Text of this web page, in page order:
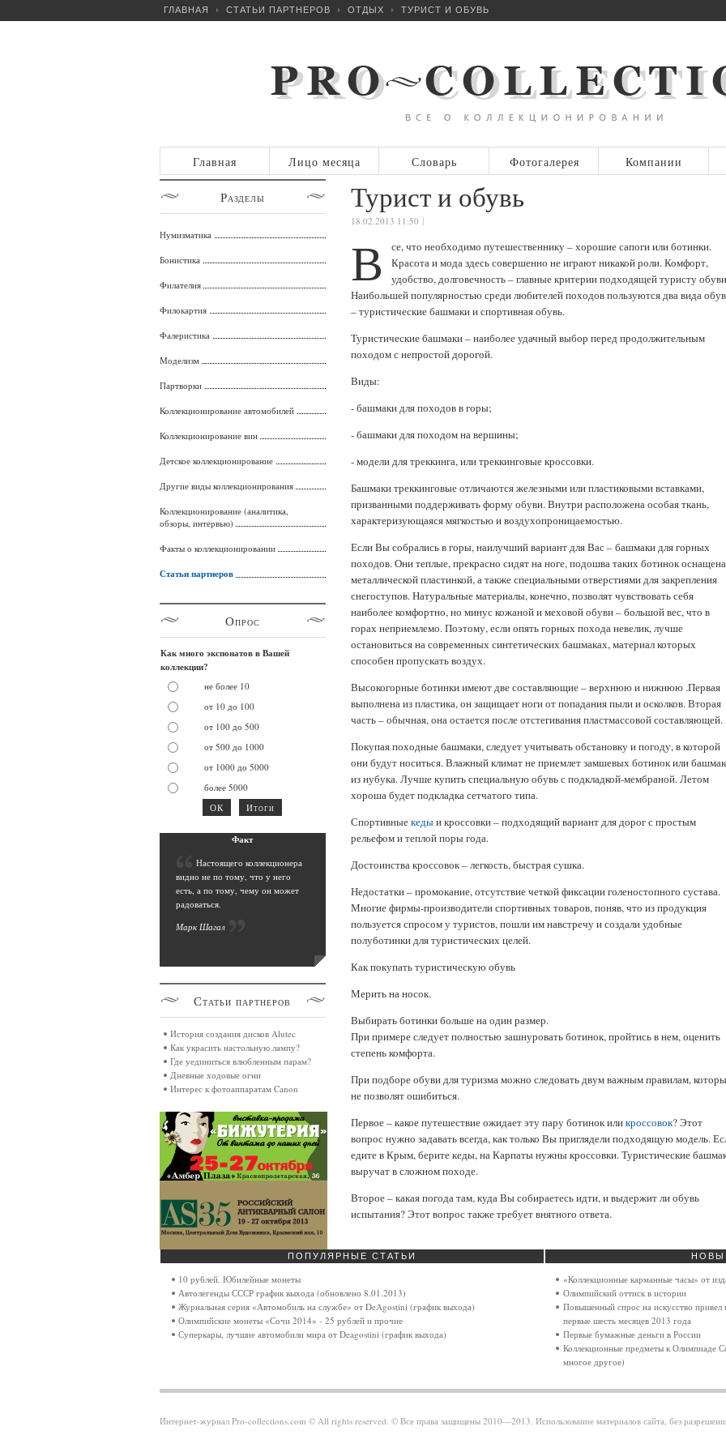
ГЛАВНАЯ СТАТЬИ ПАРТНЕРОВ ОТДЫХ ТУРИСТ И ОБУВЬ
Главная Лицо месяца Словарь Фотогалерея Компании
Турист и обувь
18.02.2013 11:50
В
се, что необходимо путешественнику – хорошие сапоги или ботинки.
Красота и мода здесь совершенно не играют никакой роли. Комфорт,
удобство, долговечность – главные критерии подходящей туристу
Наибольшей популярностью среди любителей походов пользуются два вида
– туристические башмаки и спортивная обувь.
Туристические башмаки – наиболее удачный выбор перед продолжительным
походом с непростой дорогой.
Виды:
- башмаки для походов в горы;
- башмаки для походом на вершины;
- модели для треккинга, или треккинговые кроссовки.
Башмаки треккинговые отличаются железными или пластиковыми вставками,
призванными поддерживать форму обуви. Внутри расположена особая ткань,
характеризующаяся мягкостью и воздухопроницаемостью.
Если Вы собрались в горы, наилучший вариант для Вас – башмаки для горных
походов. Они теплые, прекрасно сидят на ноге, подошва таких ботинок оснащена
металлической пластинкой, а также специальными отверстиями для закрепления
снегоступов. Натуральные материалы, конечно, позволят чувствовать себя
наиболее комфортно, но минус кожаной и меховой обуви – большой вес, что в
горах неприемлемо. Поэтому, если опять горных похода невелик, лучше
остановиться на современных синтетических башмаках, материал которых
способен пропускать воздух.
Высокогорные ботинки имеют две составляющие – верхнюю и нижнюю .Первая
выполнена из пластика, он защищает ноги от попадания пыли и осколков. Вторая
часть – обычная, она остается после отстегивания пластмассовой составляющей.
Покупая походные башмаки, следует учитывать обстановку и погоду, в которой
они будут носиться. Влажный климат не приемлет замшевых ботинок или
из нубука. Лучше купить специальную обувь с подкладкой-мембраной. Летом
хороша будет подкладка сетчатого типа.
Спортивныекедыи кроссовки – подходящий вариант для дорог с простым
рельефом и теплой поры года.
Достоинства кроссовок – легкость, быстрая сушка.
Недостатки – промокание, отсутствие четкой фиксации голеностопного сустава.
Многие фирмы-производители спортивных товаров, поняв, что из продукция
пользуется спросом у туристов, пошли им навстречу и создали удобные
полуботинки для туристических целей.
Как покупать туристическую обувь
Мерить на носок.
Выбирать ботинки больше на один размер.
При примере следует полностью зашнуровать ботинок, пройтись в нем, оценить
степень комфорта.
При подборе обуви для туризма можно следовать двум важным правилам,
не позволят ошибиться.
Первое – какое путешествие ожидает эту пару ботинок иликроссовок? Этот
вопрос нужно задавать всегда, как только Вы приглядели подходящую модель.
едите в Крым, берите кеды, на Карпаты нужны кроссовки. Туристические
выручат в сложном походе.
Второе – какая погода там, куда Вы собираетесь идти, и выдержит ли обувь
испытания? Этот вопрос также требует внятного ответа.
Разделы
Нумизматика
Бонистика
Филателия
Филокартия
Фалеристика
Моделизм
Партворки
Коллекционирование автомобилей
Коллекционирование вин
Детское коллекционирование
Другие виды коллекционирования
Коллекционирование (аналитика,
обзоры, интервью)
Факты о коллекционировании
Статьи партнеров
Опрос
Как много экспонатов в Вашей
коллекции?
не более 10
от 10 до 100
от 100 до 500
от 500 до 1000
от 1000 до 5000
более 5000
Факт
Настоящего коллекционера
видно не по тому, что у него
есть, а по тому, чему он может
радоваться.
Марк Шагал
Статьи партнеров
История создания дисков Alutec
Как украсить настольную лампу?
Где уединиться влюбленным парам?
Дневные ходовые огни
Интерес к фотоаппаратам Canon
ПОПУЛЯРНЫЕ СТАТЬИ
10 рублей. Юбилейные монеты
Автолегенды СССР график выхода (обновлено 8.01.2013)
Журнальная серия «Автомобиль на службе» от DeAgostini (график выхода)
Олимпийские монеты «Сочи 2014» - 25 рублей и прочие
Суперкары, лучшие автомобили мира от Deagostini (график выхода)
«Коллекционные карманные часы» от
Олимпийский оттиск в истории
Повышенный спрос на искусство привел
первые шесть месяцев 2013 года
Первые бумажные деньги в России
Коллекционные предметы к Олимпиаде
многое другое)
Интернет-журнал Pro-collections.com © All rights reserved. © Все права защищены 2010—2013. Использование материалов сайта, без